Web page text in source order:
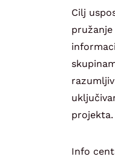
Cilj
projekta.
Info